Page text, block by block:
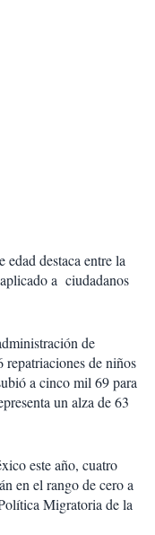
edad destaca entre la
a ciudadanos
de
de niños
a cinco mil 69 para
un alza de 63
este año, cuatro
en el rango de cero a
Migratoria de la